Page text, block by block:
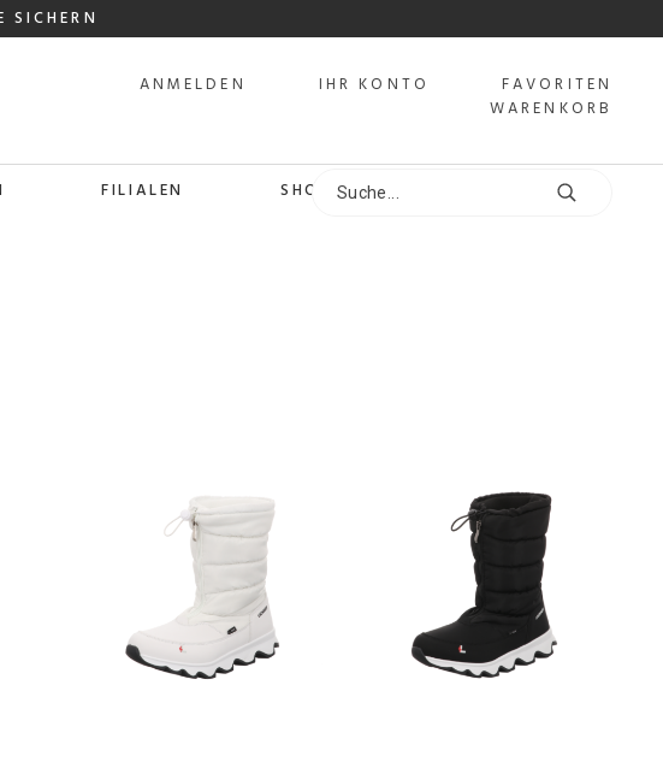
ANMELDEN IHR KONTO
FAVORITEN
WARENKORB
FILIALEN SHOPS